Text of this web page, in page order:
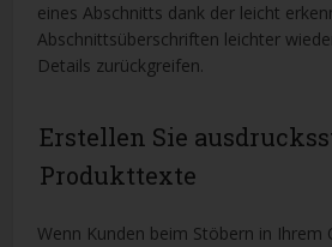
eines Abschnitts dank der leicht
Abschnittsüberschriften leichter
Details zurückgreifen.
Erstellen Sie
Produkttexte
Wenn Kunden beim Stöbern in Ihrem